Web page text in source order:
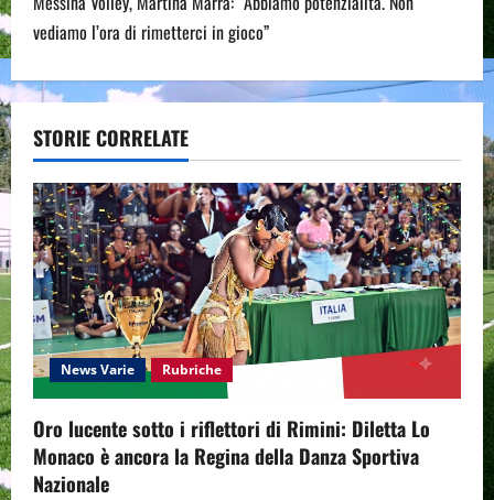
n
a
v
i
g
a
t
i
o
n
vediamo l’ora di rimetterci in gioco”
STORIE CORRELATE
News Varie Rubriche
Oro lucente sotto i riflettori di Rimini: Diletta Lo
Monaco è ancora la Regina della Danza Sportiva
Nazionale